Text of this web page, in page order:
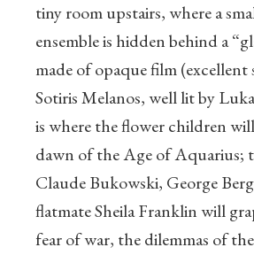
tiny room upstairs, where a
ensemble is hidden behind a
made of opaque film (excellent
Sotiris Melanos, well lit by
is where the flower children
dawn of the Age of Aquarius;
Claude Bukowski, George
flatmate Sheila Franklin will
fear of war, the dilemmas of